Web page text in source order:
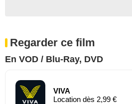
Regarder ce film
En VOD / Blu-Ray, DVD
VIVA
Location dès 2,99 €